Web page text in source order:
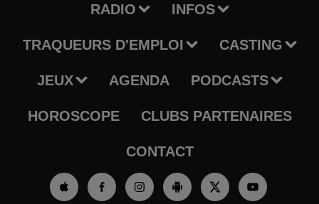
RADIO INFOS
TRAQUEURS D'EMPLOI CASTING
JEUX AGENDA PODCASTS
HOROSCOPE CLUBS PARTENAIRES
CONTACT